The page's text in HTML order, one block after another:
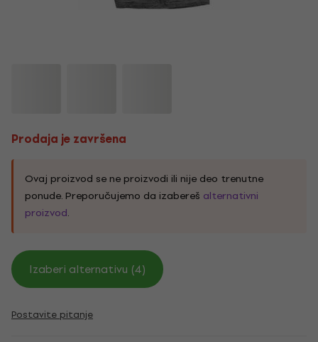
Prodaja je završena
Ovaj proizvod se ne proizvodi ili nije deo trenutne
ponude. Preporučujemo da izabereš alternativni
proizvod.
Izaberi alternativu (4)
Postavite pitanje